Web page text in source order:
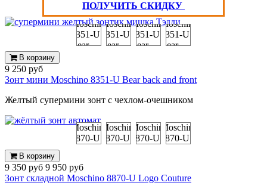
ПОЛУЧИТЬ СКИДКУ
В корзину
9 250 руб
Зонт мини Moschino 8351-U Bear back and front
Желтый супермини зонт с чехлом-очешником
В корзину
9 350 руб 9 950 руб
Зонт складной Moschino 8870-U Logo Couture